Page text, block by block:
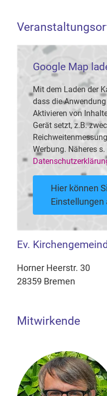
Google Map
Mit dem Laden der
dass die
Aktivieren von
Gerät setzt, z.B.
Werbung. Näheres s.
Hier können
Einstellungen
Ev.
Horner Heerstr. 30
28359 Bremen
Mitwirkende